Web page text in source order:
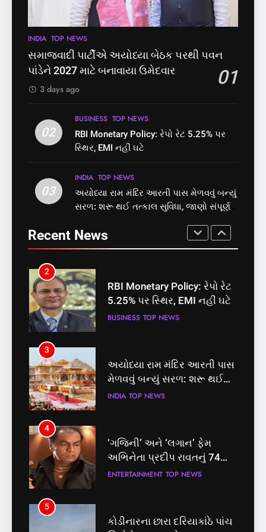
પાસ, વિપક્ષનો ઉગ્ર હોબાળો
INDIA TOP NEWS
8
શું તમારું મધ કે ઘી ખરેખર શુદ્ધ
છે? FSSAIએ ડાબરના દાવાઓની
1
સમાજવાદી પાર્ટીએ અયોધ્યા
બેઠક પરથી પવન પાંડેને 2027
2
RBI Monetary Policy: રેપો રેટ
5.25% પર સ્થિર, EMI નહીં ઘટે
3
અયોધ્યા રામ મંદિર આરતી પાસ
મેળવવું બન્યું સરળ: શરૂ થઈ
તત્કાલ સુવિધા, જાણો સંપૂર્ણ
INDIA TOP NEWS
4
‘ગજિની’ અને ‘લગાન’ ફેમ
અભિનેતા પ્રદીપ રાવતનું 74
વર્ષની વયે નિધન, બ્લડ કેન્સર
ENTERTAINMENT
5
કોડીનારના છારા દરિયાકાંઠે પાંચ
કિશોરો ડૂબ્યા, 3નો બચાવ, 2
લાપતા
GUJARAT TOP NEWS
6
પાસપોર્ટ વેરિફિકેશન માટે હવે
INDIA TOP NEWS
સમાજવાદી પાર્ટીએ અયોધ્યા બેઠક પરથી પવન
પાંડેને 2027 માટે બનાવાયા ઉમેદવાર
01
3 days ago
02
BUSINESS TOP NEWS
RBI Monetary Policy: રેપો રેટ 5.25% પર
સ્થિર, EMI નહીં ઘટે
03
INDIA TOP NEWS
અયોધ્યા રામ મંદિર આરતી પાસ મેળવવું બન્યું
સરળ: શરૂ થઈ તત્કાલ સુવિધા, જાણો સંપૂર્ણ
Recent News
પ્રક્રિયા બની સરળ
GUJARAT TOP NEWS
7
રાજ્યસભામાં ‘જન્મ અને મૃત્યુ
નોંધણી બિલ2026’ ધ્વનિમતથી
શું તમારું મધ કે ઘી ખરેખર શુદ્ધ
છે? FSSAIએ ડાબરના દાવાઓની
1
સમાજવાદી પાર્ટીએ અયોધ્યા
બેઠક પરથી પવન પાંડેને 2027
માટે બનાવાયા ઉમેદવાર
2
RBI Monetary Policy: રેપો રેટ
5.25% પર સ્થિર, EMI નહીં ઘટે
BUSINESS TOP NEWS
3
અયોધ્યા રામ મંદિર આરતી પાસ
મેળવવું બન્યું સરળ: શરૂ થઈ
તત્કાલ સુવિધા, જાણો સંપૂર્ણ
INDIA TOP NEWS
4
‘ગજિની’ અને ‘લગાન’ ફેમ
અભિનેતા પ્રદીપ રાવતનું 74
વર્ષની વયે નિધન, બ્લડ કેન્સર
ENTERTAINMENT TOP NEWS
5
કોડીનારના છારા દરિયાકાંઠે પાંચ